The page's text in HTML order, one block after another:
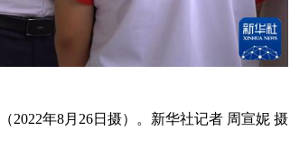
2022年8月26日摄）。新华社记者 周宣妮 摄